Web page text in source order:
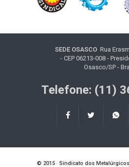
SEDE OSASCORua
- CEP 06213-008 -
Osasco/SP -
Telefone: (11)
© 2015 · Sindicato dos